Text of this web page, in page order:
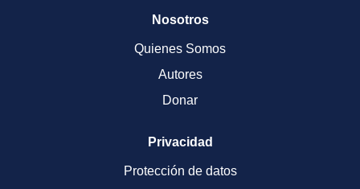
Nosotros
Quienes Somos
Autores
Donar
Privacidad
Protección de datos